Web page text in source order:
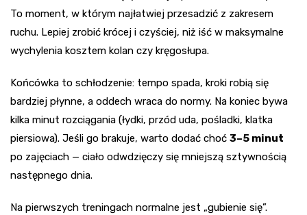
To moment, w którym najłatwiej przesadzić z zakresem
ruchu. Lepiej zrobić krócej i czyściej, niż iść w maksymalne
wychylenia kosztem kolan czy kręgosłupa.
Końcówka to schłodzenie: tempo spada, kroki robią się
bardziej płynne, a oddech wraca do normy. Na koniec bywa
kilka minut rozciągania (łydki, przód uda, pośladki, klatka
piersiowa). Jeśli go brakuje, warto dodać choć 3–5 minut
po zajęciach — ciało odwdzięczy się mniejszą sztywnością
następnego dnia.
Na pierwszych treningach normalne jest „gubienie się”.